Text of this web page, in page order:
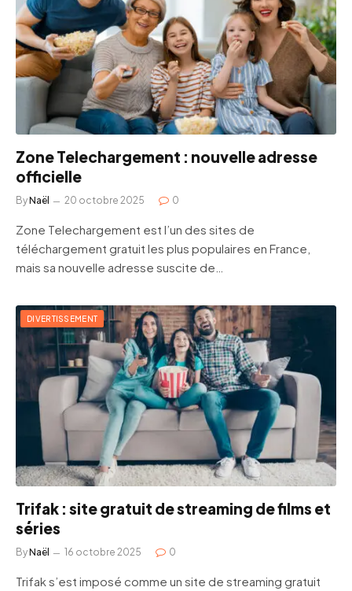
Zone Telechargement : nouvelle adresse
officielle
ByNaël 20 octobre 2025 0
Zone Telechargement est l’un des sites de
téléchargement gratuit les plus populaires en France,
mais sa nouvelle adresse suscite de…
DIVERTISSEMENT
Trifak : site gratuit de streaming de films et
séries
ByNaël 16 octobre 2025 0
Trifak s’est imposé comme un site de streaming gratuit